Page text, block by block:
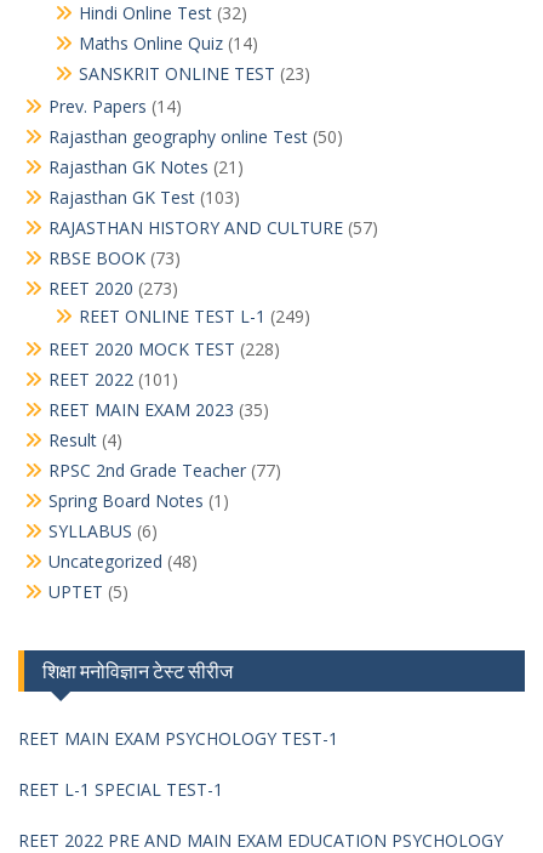
Hindi Online Test (32)
Maths Online Quiz (14)
SANSKRIT ONLINE TEST (23)
Prev. Papers (14)
Rajasthan geography online Test (50)
Rajasthan GK Notes (21)
Rajasthan GK Test (103)
RAJASTHAN HISTORY AND CULTURE (57)
RBSE BOOK (73)
REET 2020 (273)
REET ONLINE TEST L-1 (249)
REET 2020 MOCK TEST (228)
REET 2022 (101)
REET MAIN EXAM 2023 (35)
Result (4)
RPSC 2nd Grade Teacher (77)
Spring Board Notes (1)
SYLLABUS (6)
Uncategorized (48)
UPTET (5)
शिक्षा मनोविज्ञान टेस्ट सीरीज
REET MAIN EXAM PSYCHOLOGY TEST-1
REET L-1 SPECIAL TEST-1
REET 2022 PRE AND MAIN EXAM EDUCATION PSYCHOLOGY